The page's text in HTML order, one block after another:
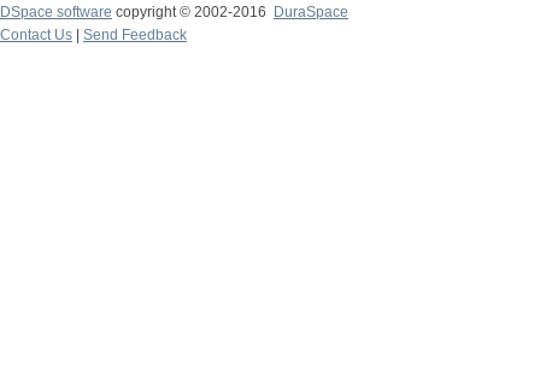
DSpace software copyright © 2002-2016
DuraSpace
Contact Us
Send Feedback